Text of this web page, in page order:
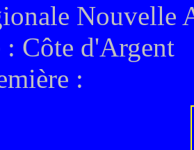
Nouvelle
: Côte d'Argent
: